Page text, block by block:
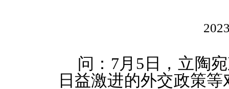
问：7月5日，立陶
日益激进的外交政策